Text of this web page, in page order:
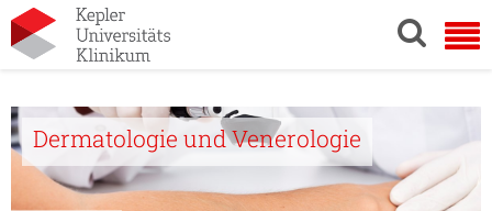
Dermatologie und Venerologie